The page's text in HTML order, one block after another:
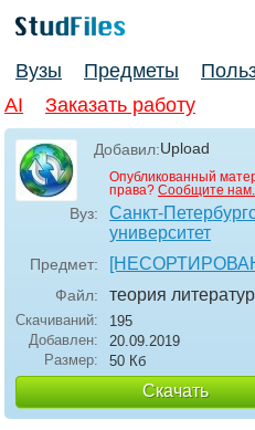
Вузы Предметы
AI
Заказать работу
Добавил:Upload
Опубликованный
права? Сообщите нам.
Вуз:
Санкт-
университет
Предмет:
Файл: теория
Скачиваний:
195
Добавлен:
20.09.2019
Размер:
50 Кб
Скачать